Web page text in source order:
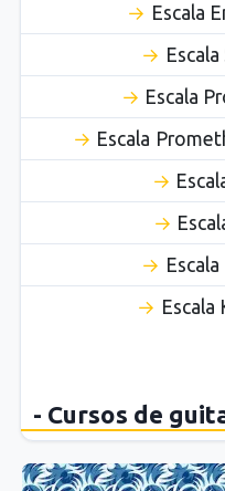
Escala
Escala
Escala
Escala
- Cursos de